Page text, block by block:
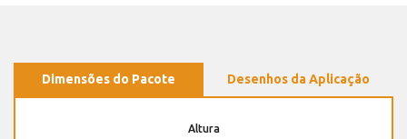
Dimensões do Pacote Desenhos da Aplicação
Altura